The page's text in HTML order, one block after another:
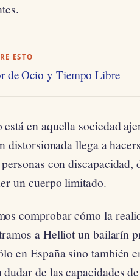
ESTO
de Ocio y Tiempo Libre
en aquella sociedad
distorsionada llega a
con
un cuerpo limitado.
comprobar cómo la
a Helliot un bailarín
en España sino también
de las capacidades